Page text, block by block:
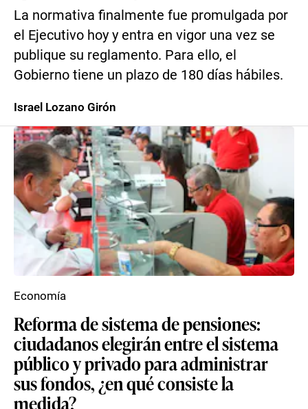
La normativa finalmente fue promulgada por
el Ejecutivo hoy y entra en vigor una vez se
publique su reglamento. Para ello, el
Gobierno tiene un plazo de 180 días hábiles.
Israel Lozano Girón
Reforma de sistema de pensiones:
ciudadanos elegirán entre el sistema
público y privado para administrar
sus fondos, ¿en qué consiste la
medida?
Economía